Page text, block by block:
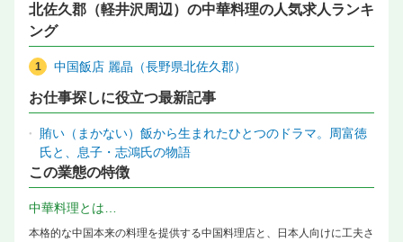
北佐久郡（軽井沢周辺）の中華料理の人気求人ランキ
ング
中国飯店 麗晶（長野県北佐久郡）
お仕事探しに役立つ最新記事
賄い（まかない）飯から生まれたひとつのドラマ。周富徳
氏と、息子・志鴻氏の物語
この業態の特徴
中華料理とは…
本格的な中国本来の料理を提供する中国料理店と、日本人向けに工夫さ